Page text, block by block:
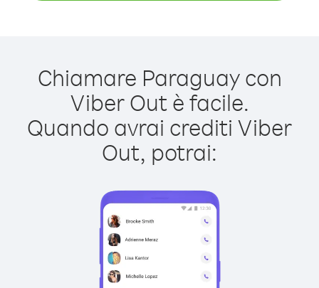
Chiamare Paraguay con
Viber Out è facile.
Quando avrai crediti Viber
Out, potrai: